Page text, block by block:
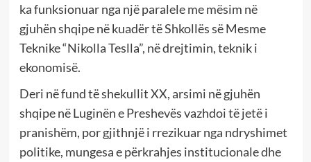
ka funksionuar nga një paralele me mësim në
gjuhën shqipe në kuadër të Shkollës së Mesme
Teknike “Nikolla Teslla”, në drejtimin, teknik i
ekonomisë.
Deri në fund të shekullit XX, arsimi në gjuhën
shqipe në Luginën e Preshevës vazhdoi të jetë i
pranishëm, por gjithnjë i rrezikuar nga ndryshimet
politike, mungesa e përkrahjes institucionale dhe